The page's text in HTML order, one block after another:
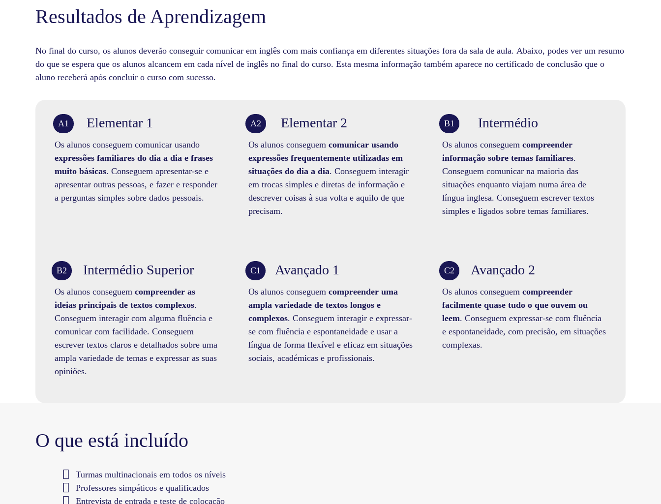
Resultados de Aprendizagem
No final do curso, os alunos deverão conseguir comunicar em inglês com mais confiança em diferentes situações fora da sala de aula. Abaixo, podes ver um resumo
do que se espera que os alunos alcancem em cada nível de inglês no final do curso. Esta mesma informação também aparece no certificado de conclusão que o
aluno receberá após concluir o curso com sucesso.
A1 Elementar 1
Os alunos conseguem comunicar usando
expressões familiares do dia a dia e frases
muito básicas. Conseguem apresentar-se e
apresentar outras pessoas, e fazer e responder
a perguntas simples sobre dados pessoais.
A2 Elementar 2
Os alunos conseguem comunicar usando
expressões frequentemente utilizadas em
situações do dia a dia. Conseguem interagir
em trocas simples e diretas de informação e
descrever coisas à sua volta e aquilo de que
precisam.
B1 Intermédio
Os alunos conseguem compreender
informação sobre temas familiares.
Conseguem comunicar na maioria das
situações enquanto viajam numa área de
língua inglesa. Conseguem escrever textos
simples e ligados sobre temas familiares.
B2 Intermédio Superior
Os alunos conseguem compreender as
ideias principais de textos complexos.
Conseguem interagir com alguma fluência e
comunicar com facilidade. Conseguem
escrever textos claros e detalhados sobre uma
ampla variedade de temas e expressar as suas
opiniões.
C1 Avançado 1
Os alunos conseguem compreender uma
ampla variedade de textos longos e
complexos. Conseguem interagir e expressar-
se com fluência e espontaneidade e usar a
língua de forma flexível e eficaz em situações
sociais, académicas e profissionais.
C2 Avançado 2
Os alunos conseguem compreender
facilmente quase tudo o que ouvem ou
leem. Conseguem expressar-se com fluência
e espontaneidade, com precisão, em situações
complexas.
O que está incluído
Turmas multinacionais em todos os níveis
Professores simpáticos e qualificados
Entrevista de entrada e teste de colocação